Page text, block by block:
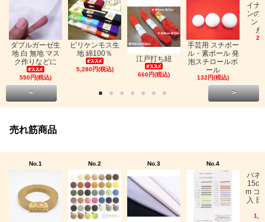
ダブルガーゼ生
地 白 無地 マス
ク作りなどに
550円(税込)
ビリケンモス生
地 綿100％
5,280円(税込)
江戸打ち紐
660円(税込)
手芸用 スチボー
ル・素ボール 発
泡スチロールボ
ール
132円(税込)
イナ
ンの
ン
糸
< >
売れ筋商品
No.1 No.2 No.3 No.4
バネ
m ゴ
入